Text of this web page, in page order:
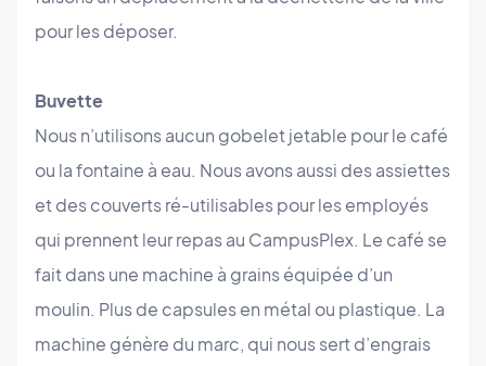
pour les déposer.
Buvette
Nous n’utilisons aucun gobelet jetable pour le café
ou la fontaine à eau. Nous avons aussi des assiettes
et des couverts ré-utilisables pour les employés
qui prennent leur repas au CampusPlex. Le café se
fait dans une machine à grains équipée d’un
moulin. Plus de capsules en métal ou plastique. La
machine génère du marc, qui nous sert d’engrais